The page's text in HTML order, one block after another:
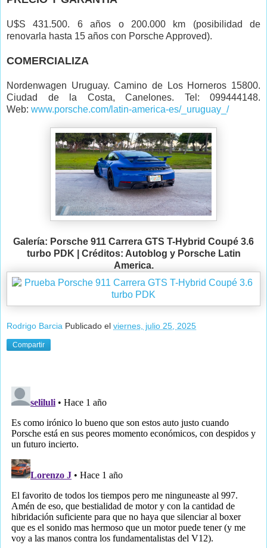
U$S 431.500. 6 años o 200.000 km (posibilidad de
renovarla hasta 15 años con Porsche Approved).
COMERCIALIZA
Nordenwagen Uruguay. Camino de Los Horneros 15800.
Ciudad de la Costa, Canelones. Tel: 099444148.
Web: www.porsche.com/latin-america-es/_uruguay_/
Galería: Porsche 911 Carrera GTS T-Hybrid Coupé 3.6
turbo PDK | Créditos: Autoblog y Porsche Latin
America.
Rodrigo Barcia Publicado el viernes, julio 25, 2025
Compartir